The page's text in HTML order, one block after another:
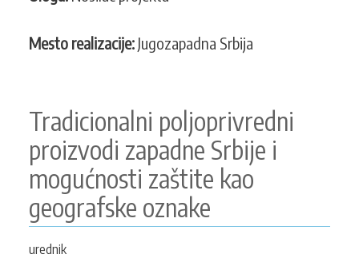
geografskih
oznaka
Mesto realizacije: Jugozapadna Srbija
Tradicionalni poljoprivredni
proizvodi zapadne Srbije i
mogućnosti zaštite kao
geografske oznake
urednik